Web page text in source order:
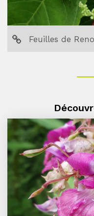
Feuilles de